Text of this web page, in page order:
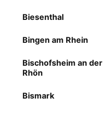
Biesenthal
Bingen am Rhein
Bischofsheim an der
Rhön
Bismark